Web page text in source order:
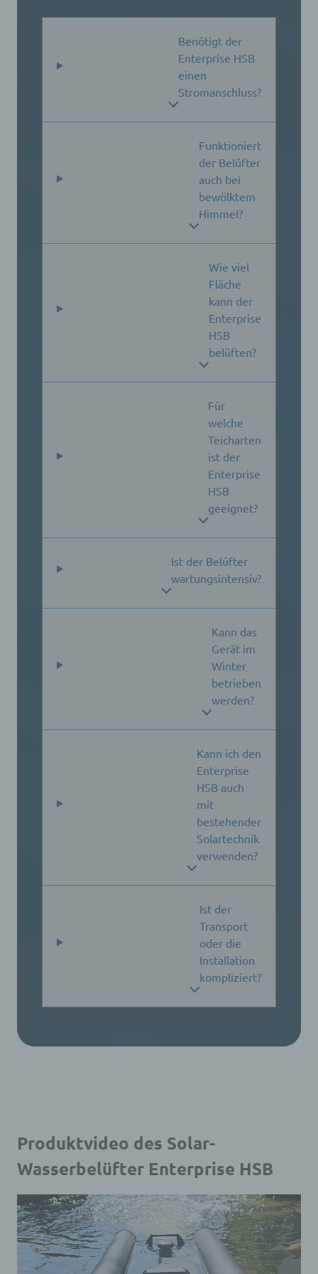
Benötigt der
Enterprise HSB
einen
Stromanschluss?
Funktioniert
der Belüfter
auch bei
bewölktem
Himmel?
Wie viel
Fläche
kann der
Enterprise
HSB
belüften?
Für
welche
Teicharten
ist der
Enterprise
HSB
geeignet?
Ist der Belüfter
wartungsintensiv?
Kann das
Gerät im
Winter
betrieben
werden?
Kann ich den
Enterprise
HSB auch
mit
bestehender
Solartechnik
verwenden?
Ist der
Transport
oder die
Installation
kompliziert?
Produktvideo des Solar-
Wasserbelüfter Enterprise HSB